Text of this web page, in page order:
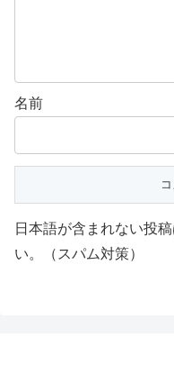
名前
日本語が含まれない投
い。（スパム対策）